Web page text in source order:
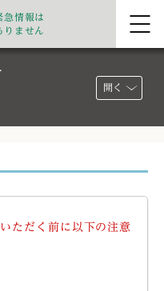
急情報は
りません
開く
ただく前に以下の注意